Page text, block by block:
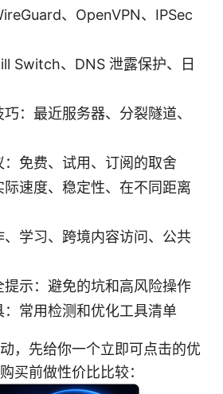
、OpenVPN、IPSec
Switch、DNS 泄露保护、日
：最近服务器、分裂隧道、
免费、试用、订阅的取舍
速度、稳定性、在不同距离
学习、跨境内容访问、公共
提示：避免的坑和高风险操作
常用检测和优化工具清单
，先给你一个立即可点击的优
买前做性价比比较：